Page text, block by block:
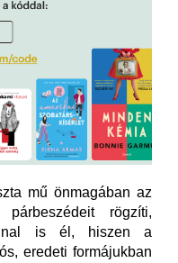
mű önmagában az
rögzíti,
is él, hiszen a
eredeti formájukban